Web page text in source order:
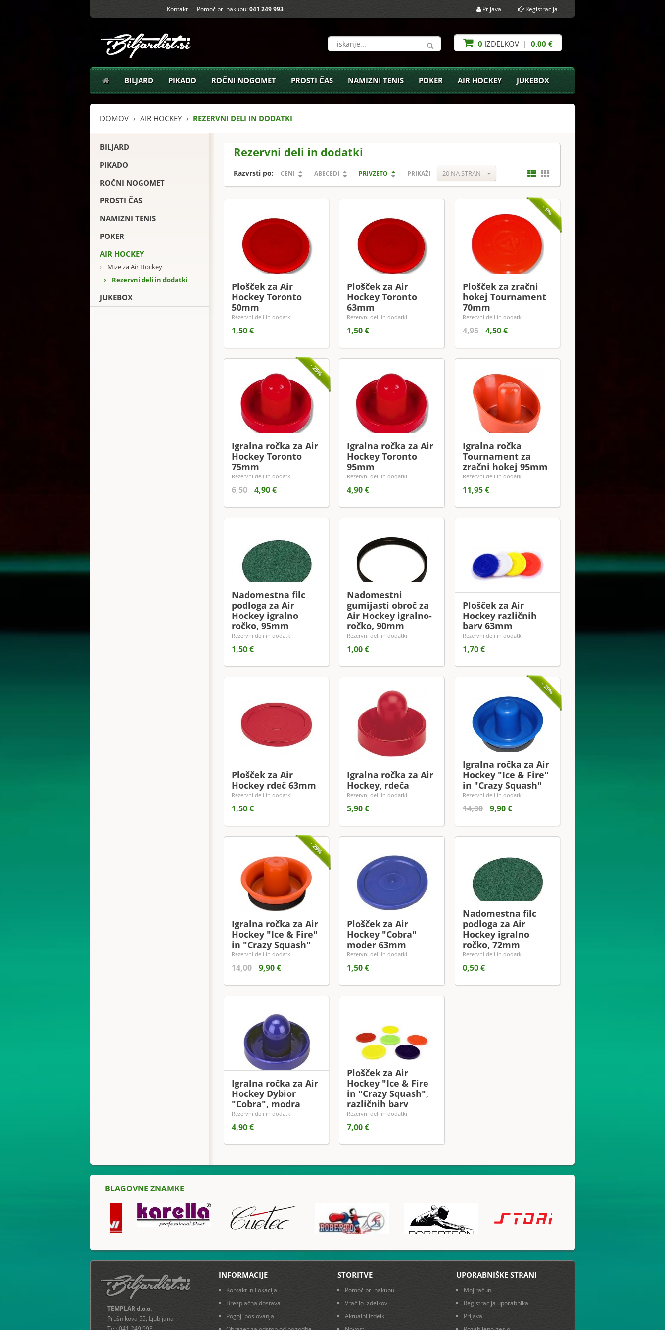
Kontakt Pomoč pri nakupu:041 249 993 Prijava Registracija
0 IZDELKOV | 0,00 €
BILJARD PIKADO ROČNI NOGOMET PROSTI ČAS NAMIZNI TENIS POKER AIR HOCKEY JUKEBOX
DOMOV AIR HOCKEY REZERVNI DELI IN DODATKI
BILJARD
PIKADO
ROČNI NOGOMET
PROSTI ČAS
NAMIZNI TENIS
POKER
AIR HOCKEY
›
Mize za Air Hockey
›
Rezervni deli in dodatki
JUKEBOX
Rezervni deli in dodatki
Razvrsti po: CENI ABECEDI PRIVZETO PRIKAŽI 20 NA STRAN
Plošček za Air
Hockey Toronto
50mm
Rezervni deli in dodatki
1,50 €
Plošček za Air
Hockey Toronto
63mm
Rezervni deli in dodatki
1,50 €
- 9%
Plošček za zračni
hokej Tournament
70mm
Rezervni deli in dodatki
4,95 4,50 €
- 25%
Igralna ročka za Air
Hockey Toronto
75mm
Rezervni deli in dodatki
6,50 4,90 €
Igralna ročka za Air
Hockey Toronto
95mm
Rezervni deli in dodatki
4,90 €
Igralna ročka
Tournament za
zračni hokej 95mm
Rezervni deli in dodatki
11,95 €
Nadomestna filc
podloga za Air
Hockey igralno
ročko, 95mm
Rezervni deli in dodatki
1,50 €
Nadomestni
gumijasti obroč za
Air Hockey igralno-
ročko, 90mm
Rezervni deli in dodatki
1,00 €
Plošček za Air
Hockey različnih
barv 63mm
Rezervni deli in dodatki
1,70 €
Plošček za Air
Hockey rdeč 63mm
Rezervni deli in dodatki
1,50 €
Igralna ročka za Air
Hockey, rdeča
Rezervni deli in dodatki
5,90 €
- 29%
Igralna ročka za Air
Hockey "Ice & Fire"
in "Crazy Squash"
Rezervni deli in dodatki
14,00 9,90 €
- 29%
Igralna ročka za Air
Hockey "Ice & Fire"
in "Crazy Squash"
Rezervni deli in dodatki
14,00 9,90 €
Plošček za Air
Hockey "Cobra"
moder 63mm
Rezervni deli in dodatki
1,50 €
Nadomestna filc
podloga za Air
Hockey igralno
ročko, 72mm
Rezervni deli in dodatki
0,50 €
Igralna ročka za Air
Hockey Dybior
"Cobra", modra
Rezervni deli in dodatki
4,90 €
Plošček za Air
Hockey "Ice & Fire
in "Crazy Squash",
različnih barv
Rezervni deli in dodatki
7,00 €
BLAGOVNE ZNAMKE
TEMPLAR d.o.o.
Prušnikova 55, Ljubljana
Tel: 041 249 993
INFORMACIJE
Kontakt in Lokacija
Brezplačna dostava
Pogoji poslovanja
STORITVE
Pomoč pri nakupu
Vračilo izdelkov
Aktualni izdelki
UPORABNIŠKE STRANI
Moj račun
Registracija uporabnika
Prijava